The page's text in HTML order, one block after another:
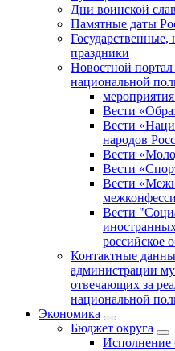
Дни воинской
Памятные даты
праздники
Новостной портал
национальной
Вести
Вести
народов
Вести
Вести
Вести
Вести
российское
Контактные
администрации
отвечающих за
национальной
Экономика
Бюджет округa
Исполнение